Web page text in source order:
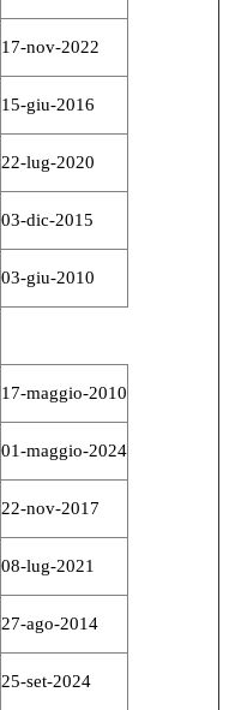
17-nov-2022
15-giu-2016
22-lug-2020
03-dic-2015
03-giu-2010
17-maggio-2010
01-maggio-2024
22-nov-2017
08-lug-2021
27-ago-2014
25-set-2024